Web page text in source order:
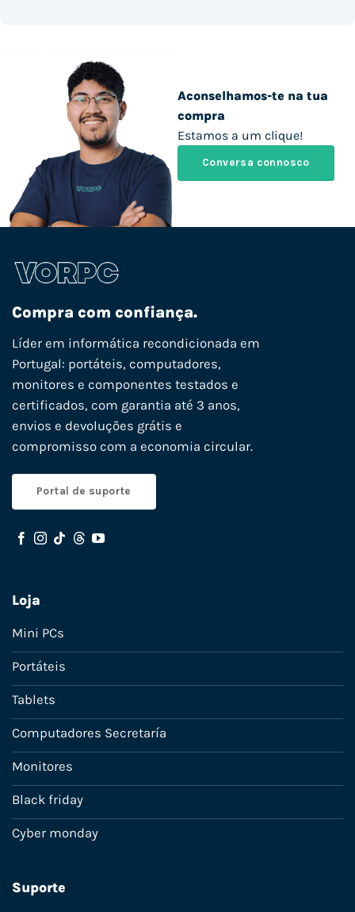
Aconselhamos-te na tua
compra
Estamos a um clique!
Conversa connosco
Compra com confiança.
Líder em informática recondicionada em
Portugal: portáteis, computadores,
monitores e componentes testados e
certificados, com garantia até 3 anos,
envios e devoluções grátis e
compromisso com a economia circular.
Portal de suporte
Loja
Mini PCs
Portáteis
Tablets
Computadores Secretaría
Monitores
Black friday
Cyber monday
Suporte